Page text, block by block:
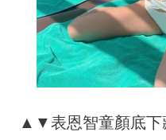
▲▼表恩智童顏底下